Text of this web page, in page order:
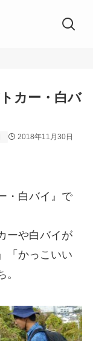
カー・白バ
2018年11月30日
・白バイ』で
ーや白バイが
「かっこいい